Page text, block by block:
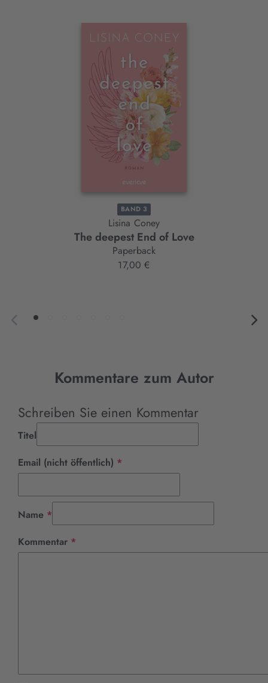
BAND 3
Lisina Coney
The deepest End of Love
Paperback
17,00 €
Kommentare zum Autor
Schreiben Sie einen Kommentar
Titel
Email (nicht öffentlich) *
Name *
Kommentar *